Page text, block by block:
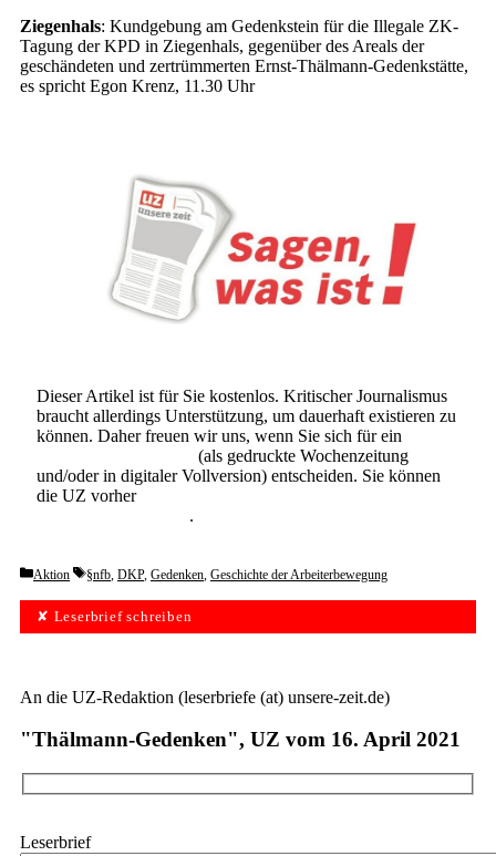
Ziegenhals: Kundgebung am Gedenkstein für die Illegale ZK-
Tagung der KPD in Ziegenhals, gegenüber des Areals der
geschändeten und zertrümmerten Ernst-Thälmann-Gedenkstätte,
es spricht Egon Krenz, 11.30 Uhr
Dieser Artikel ist für Sie kostenlos. Kritischer Journalismus
braucht allerdings Unterstützung, um dauerhaft existieren zu
können. Daher freuen wir uns, wenn Sie sich für ein
(als gedruckte Wochenzeitung
und/oder in digitaler Vollversion) entscheiden. Sie können
die UZ vorher
.
Categories
Aktion Tags
§nfb, DKP, Gedenken, Geschichte der Arbeiterbewegung
✘ Leserbrief schreiben
An die UZ-Redaktion (leserbriefe (at) unsere-zeit.de)
"Thälmann-Gedenken", UZ vom 16. April 2021
Leserbrief